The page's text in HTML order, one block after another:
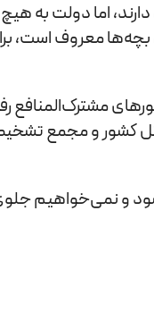
اما دولت به
بچه‌ها معروف است،
مشترک‌المنافع
کل کشور و مجمع
و نمی‌خواهیم